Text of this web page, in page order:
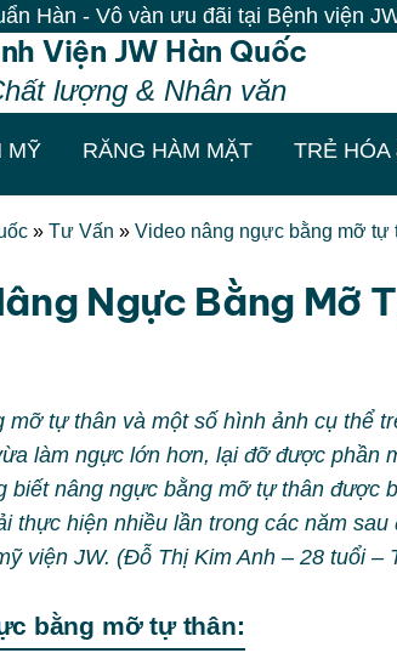
- Vô vàn ưu đãi tại Bệnh viện JW|
Viện JW Hàn Quốc
lượng & Nhân văn
MỸ RĂNG HÀM MẶT TRẺ
» Tư Vấn » Video nâng ngực bằng mỡ tự
Ngực Bằng Mỡ
mỡ tự thân và một số hình ảnh cụ thể
làm ngực lớn hơn, lại đỡ được phần
biết nâng ngực bằng mỡ tự thân được
thực hiện nhiều lần trong các năm sau
viện JW. (Đỗ Thị Kim Anh – 28 tuổi –
bằng mỡ tự thân: